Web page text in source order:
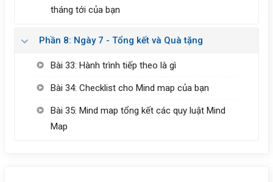
tháng tới của bạn
Phần 8: Ngày 7 - Tổng kết và Quà tặng
Bài 33: Hành trình tiếp theo là gì
Bài 34: Checklist cho Mind map của bạn
Bài 35: Mind map tổng kết các quy luật Mind
Map